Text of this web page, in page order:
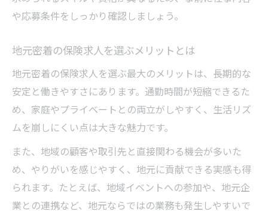
や応募条件をしっかり確認しましょう。
地元密着の保険求人を選ぶメリットとは
地元密着の保険求人を選ぶ最大のメリットは、長期的な
安定と働きやすさにあります。通勤時間が短縮できるた
め、家庭やプライベートとの両立がしやすく、生活リズ
ムを崩しにくい点は大きな魅力です。
また、地域の顧客や取引先と直接関わる機会が多いた
め、やりがいを感じやすく、地元に貢献できる実感も得
られます。たとえば、地域イベントへの参加や、地元企
業との連携など、地元ならではの業務も発生しやすいで